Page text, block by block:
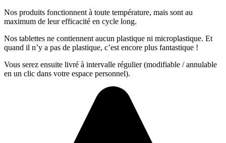
Nos produits fonctionnent à toute température, mais sont au
maximum de leur efficacité en cycle long.
Nos tablettes ne contiennent aucun plastique ni microplastique. Et
quand il n’y a pas de plastique, c’est encore plus fantastique !
Vous serez ensuite livré à intervalle régulier (modifiable / annulable
en un clic dans votre espace personnel).